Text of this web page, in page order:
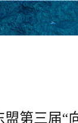
盟第三届“